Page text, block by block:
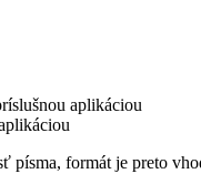
aplikáciou
formát je preto